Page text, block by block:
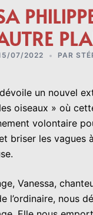
07/2022 PAR
un nouvel
oiseaux » où
volontaire
briser les vagues à
Vanessa,
l’ordinaire, nous